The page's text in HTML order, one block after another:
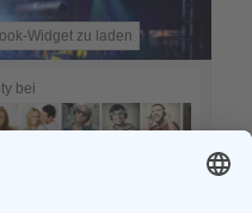
Widget zu laden
bei